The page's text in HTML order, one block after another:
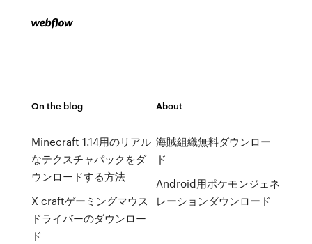
On the blog
Minecraft 1.14用のリアル
なテクスチャパックをダ
ウンロードする方法
X craftゲーミングマウス
ドライバーのダウンロー
ド
About
海賊組織無料ダウンロー
ド
Android用ポケモンジェネ
レーションダウンロード